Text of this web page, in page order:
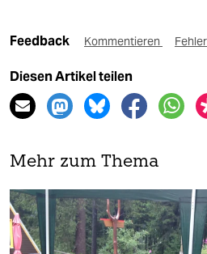
Feedback Kommentieren
Diesen Artikel teilen
Mehr zum Thema